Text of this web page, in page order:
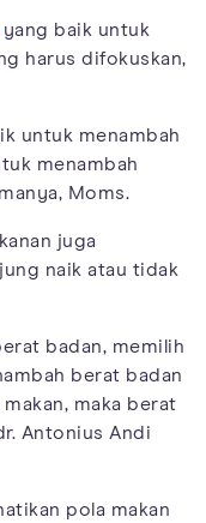
yang baik untuk
harus difokuskan,
untuk menambah
menambah
Moms.
juga
naik atau tidak
badan, memilih
berat badan
maka berat
Antonius Andi
pola makan